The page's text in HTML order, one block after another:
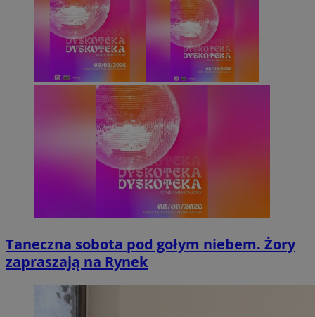
Taneczna sobota pod gołym niebem. Żory
zapraszają na Rynek